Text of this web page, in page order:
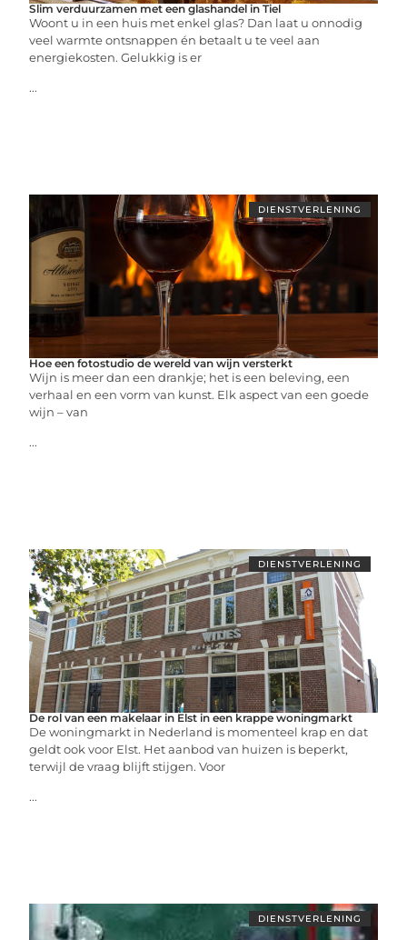
Slim verduurzamen met een glashandel in Tiel
Woont u in een huis met enkel glas? Dan laat u onnodig
veel warmte ontsnappen én betaalt u te veel aan
energiekosten. Gelukkig is er
...
DIENSTVERLENING
Hoe een fotostudio de wereld van wijn versterkt
Wijn is meer dan een drankje; het is een beleving, een
verhaal en een vorm van kunst. Elk aspect van een goede
wijn – van
...
DIENSTVERLENING
De rol van een makelaar in Elst in een krappe woningmarkt
De woningmarkt in Nederland is momenteel krap en dat
geldt ook voor Elst. Het aanbod van huizen is beperkt,
terwijl de vraag blijft stijgen. Voor
...
DIENSTVERLENING